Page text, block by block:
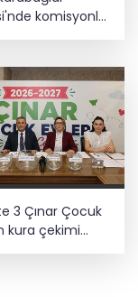
komisyonlar
şekillendi
3 Çınar Çocuk
kura çekimi